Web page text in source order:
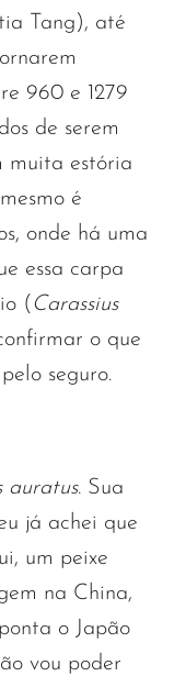
Tang), até
960 e 1279
de serem
muita estória
é
onde há uma
essa carpa
( Carassius
o que
seguro.
auratus. Sua
já achei que
um peixe
na China,
o Japão
vou poder